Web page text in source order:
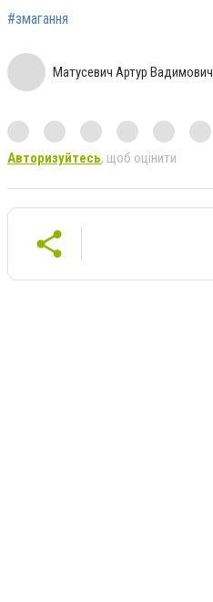
#змагання
Матусевич Артур Вадимович
Авторизуйтесь, щоб оцінити